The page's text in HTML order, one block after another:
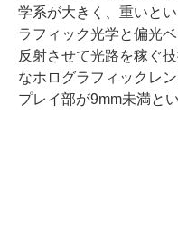
学系が大きく、重いと
ラフィック光学と偏光
反射させて光路を稼ぐ
なホログラフィックレ
プレイ部が9mm未満と